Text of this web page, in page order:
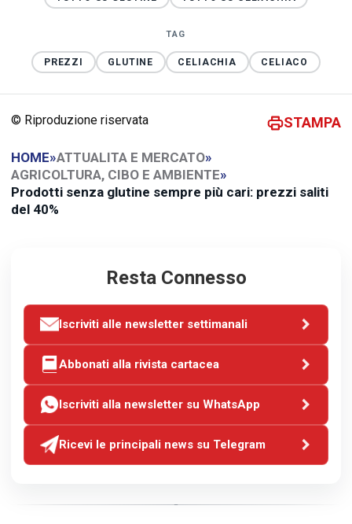
TAG
PREZZI GLUTINE CELIACHIA CELIACO
© Riproduzione riservata STAMPA
HOME»ATTUALITA E MERCATO»
AGRICOLTURA, CIBO E AMBIENTE»
Prodotti senza glutine sempre più cari: prezzi saliti
del 40%
Resta Connesso
Iscriviti alle newsletter settimanali
Abbonati alla rivista cartacea
Iscriviti alla newsletter su WhatsApp
Ricevi le principali news su Telegram